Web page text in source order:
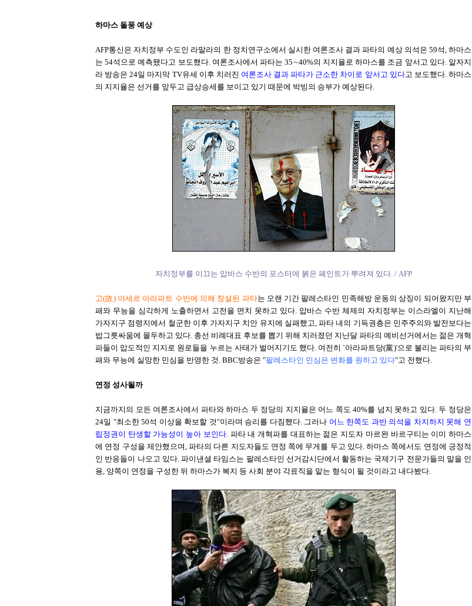
하마스 돌풍 예상
AFP통신은 자치정부 수도인 라말라의 한 정치연구소에서 실시한 여론조사 결과 파타의 예상 의석은 59석, 하마스
는 54석으로 예측됐다고 보도했다. 여론조사에서 파타는 35∼40%의 지지율로 하마스를 조금 앞서고 있다. 알자지
라 방송은 24일 마지막 TV유세 이후 치러진 여론조사 결과 파타가 근소한 차이로 앞서고 있다고 보도했다. 하마스
의 지지율은 선거를 앞두고 급상승세를 보이고 있기 때문에 박빙의 승부가 예상된다.
자치정부를 이끄는 압바스 수반의 포스터에 붉은 페인트가 뿌려져 있다. / AFP
고(故) 야세르 아라파트 수반에 의해 창설된 파타는 오랜 기간 팔레스타인 민족해방 운동의 상징이 되어왔지만 부
패와 무능을 심각하게 노출하면서 고전을 면치 못하고 있다. 압바스 수반 체제의 자치정부는 이스라엘이 지난해
가자지구 점령지에서 철군한 이후 가자지구 치안 유지에 실패했고, 파타 내의 기득권층은 민주주의와 발전보다는
밥그릇싸움에 몰두하고 있다. 총선 비례대표 후보를 뽑기 위해 치러졌던 지난달 파타의 예비선거에서는 젊은 개혁
파들이 압도적인 지지로 원로들을 누르는 사태가 벌어지기도 했다. 여전히 `아라파트당(黨)'으로 불리는 파타의 부
패와 무능에 실망한 민심을 반영한 것. BBC방송은 "팔레스타인 민심은 변화를 원하고 있다"고 전했다.
연정 성사될까
지금까지의 모든 여론조사에서 파타와 하마스 두 정당의 지지율은 어느 쪽도 40%를 넘지 못하고 있다. 두 정당은
24일 "최소한 50석 이상을 확보할 것"이라며 승리를 다짐했다. 그러나 어느 한쪽도 과반 의석을 차지하지 못해 연
립정권이 탄생할 가능성이 높아 보인다.파타 내 개혁파를 대표하는 젊은 지도자 마르완 바르구티는 이미 하마스
에 연정 구성을 제안했으며, 파타의 다른 지도자들도 연정 쪽에 무게를 두고 있다. 하마스 쪽에서도 연정에 긍정적
인 반응들이 나오고 있다. 파이낸셜 타임스는 팔레스타인 선거감시단에서 활동하는 국제기구 전문가들의 말을 인
용, 양쪽이 연정을 구성한 뒤 하마스가 복지 등 사회 분야 각료직을 맡는 형식이 될 것이라고 내다봤다.